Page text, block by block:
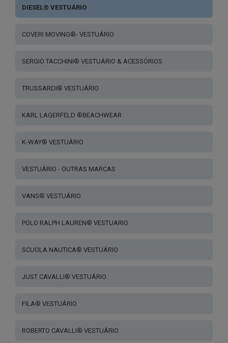
DIESEL® VESTUÁRIO
COVERI MOVING®- VESTUÁRIO
SERGIO TACCHINI® VESTUÁRIO & ACESSÓRIOS
TRUSSARDI® VESTUÁRIO
KARL LAGERFELD ®BEACHWEAR
K-WAY® VESTUÁRIO
VESTUÁRIO - OUTRAS MARCAS
VANS® VESTUÁRIO
POLO RALPH LAUREN® VESTUARIO
SCUOLA NAUTICA® VESTUÁRIO
JUST CAVALLI® VESTUÁRIO
FILA® VESTUÁRIO
ROBERTO CAVALLI® VESTUÁRIO